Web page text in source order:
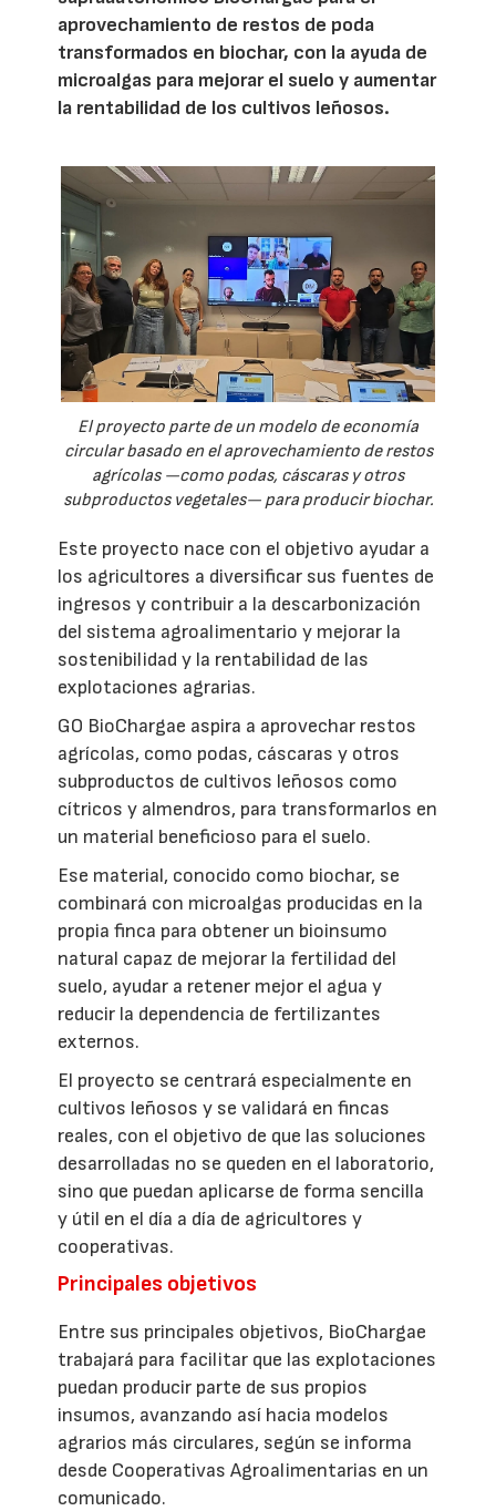
aprovechamiento de restos de poda
transformados en biochar, con la ayuda de
microalgas para mejorar el suelo y aumentar
la rentabilidad de los cultivos leñosos.
El proyecto parte de un modelo de economía
circular basado en el aprovechamiento de restos
agrícolas —como podas, cáscaras y otros
subproductos vegetales— para producir biochar.
Este proyecto nace con el objetivo ayudar a
los agricultores a diversificar sus fuentes de
ingresos y contribuir a la descarbonización
del sistema agroalimentario y mejorar la
sostenibilidad y la rentabilidad de las
explotaciones agrarias.
GO BioChargae aspira a aprovechar restos
agrícolas, como podas, cáscaras y otros
subproductos de cultivos leñosos como
cítricos y almendros, para transformarlos en
un material beneficioso para el suelo.
Ese material, conocido como biochar, se
combinará con microalgas producidas en la
propia finca para obtener un bioinsumo
natural capaz de mejorar la fertilidad del
suelo, ayudar a retener mejor el agua y
reducir la dependencia de fertilizantes
externos.
El proyecto se centrará especialmente en
cultivos leñosos y se validará en fincas
reales, con el objetivo de que las soluciones
desarrolladas no se queden en el laboratorio,
sino que puedan aplicarse de forma sencilla
y útil en el día a día de agricultores y
cooperativas.
Principales objetivos
Entre sus principales objetivos, BioChargae
trabajará para facilitar que las explotaciones
puedan producir parte de sus propios
insumos, avanzando así hacia modelos
agrarios más circulares, según se informa
desde Cooperativas Agroalimentarias en un
comunicado.